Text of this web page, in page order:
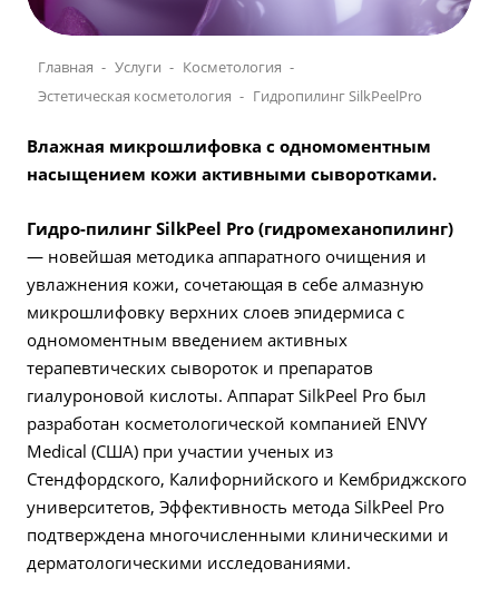
Главная Услуги
Косметология
Эстетическая косметология
Гидропилинг SilkPeelPro
Влажная микрошлифовка с одномоментным
насыщением кожи активными сыворотками.
Гидро-пилинг SilkPeel Pro (гидромеханопилинг)
— новейшая методика аппаратного очищения и
увлажнения кожи, сочетающая в себе алмазную
микрошлифовку верхних слоев эпидермиса с
одномоментным введением активных
терапевтических сывороток и препаратов
гиалуроновой кислоты. Аппарат SilkPeel Pro был
разработан косметологической компанией ENVY
Medical (США) при участии ученых из
Стендфордского, Калифорнийского и Кембриджского
университетов, Эффективность метода SilkPeel Pro
подтверждена многочисленными клиническими и
дерматологическими исследованиями.